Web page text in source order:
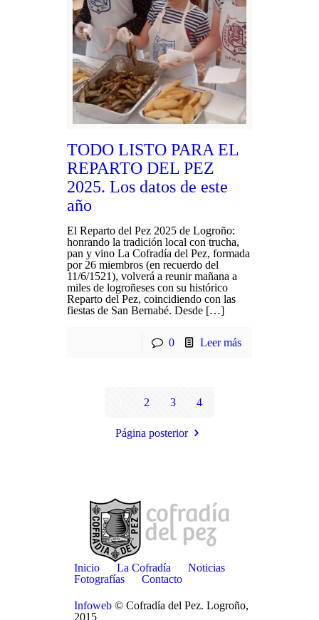
TODO LISTO PARA EL
REPARTO DEL PEZ
2025. Los datos de este
año
El Reparto del Pez 2025 de Logroño:
honrando la tradición local con trucha,
pan y vino La Cofradía del Pez, formada
por 26 miembros (en recuerdo del
11/6/1521), volverá a reunir mañana a
miles de logroñeses con su histórico
Reparto del Pez, coincidiendo con las
fiestas de San Bernabé. Desde […]
0 Leer más
2 3 4
Página posterior
Inicio La Cofradía
Noticias
Fotografías
Contacto
Infoweb © Cofradía del Pez. Logroño,
2015